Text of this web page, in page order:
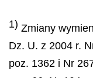
1) Zmiany
Dz. U. z 2004 r.
poz. 1362 i Nr